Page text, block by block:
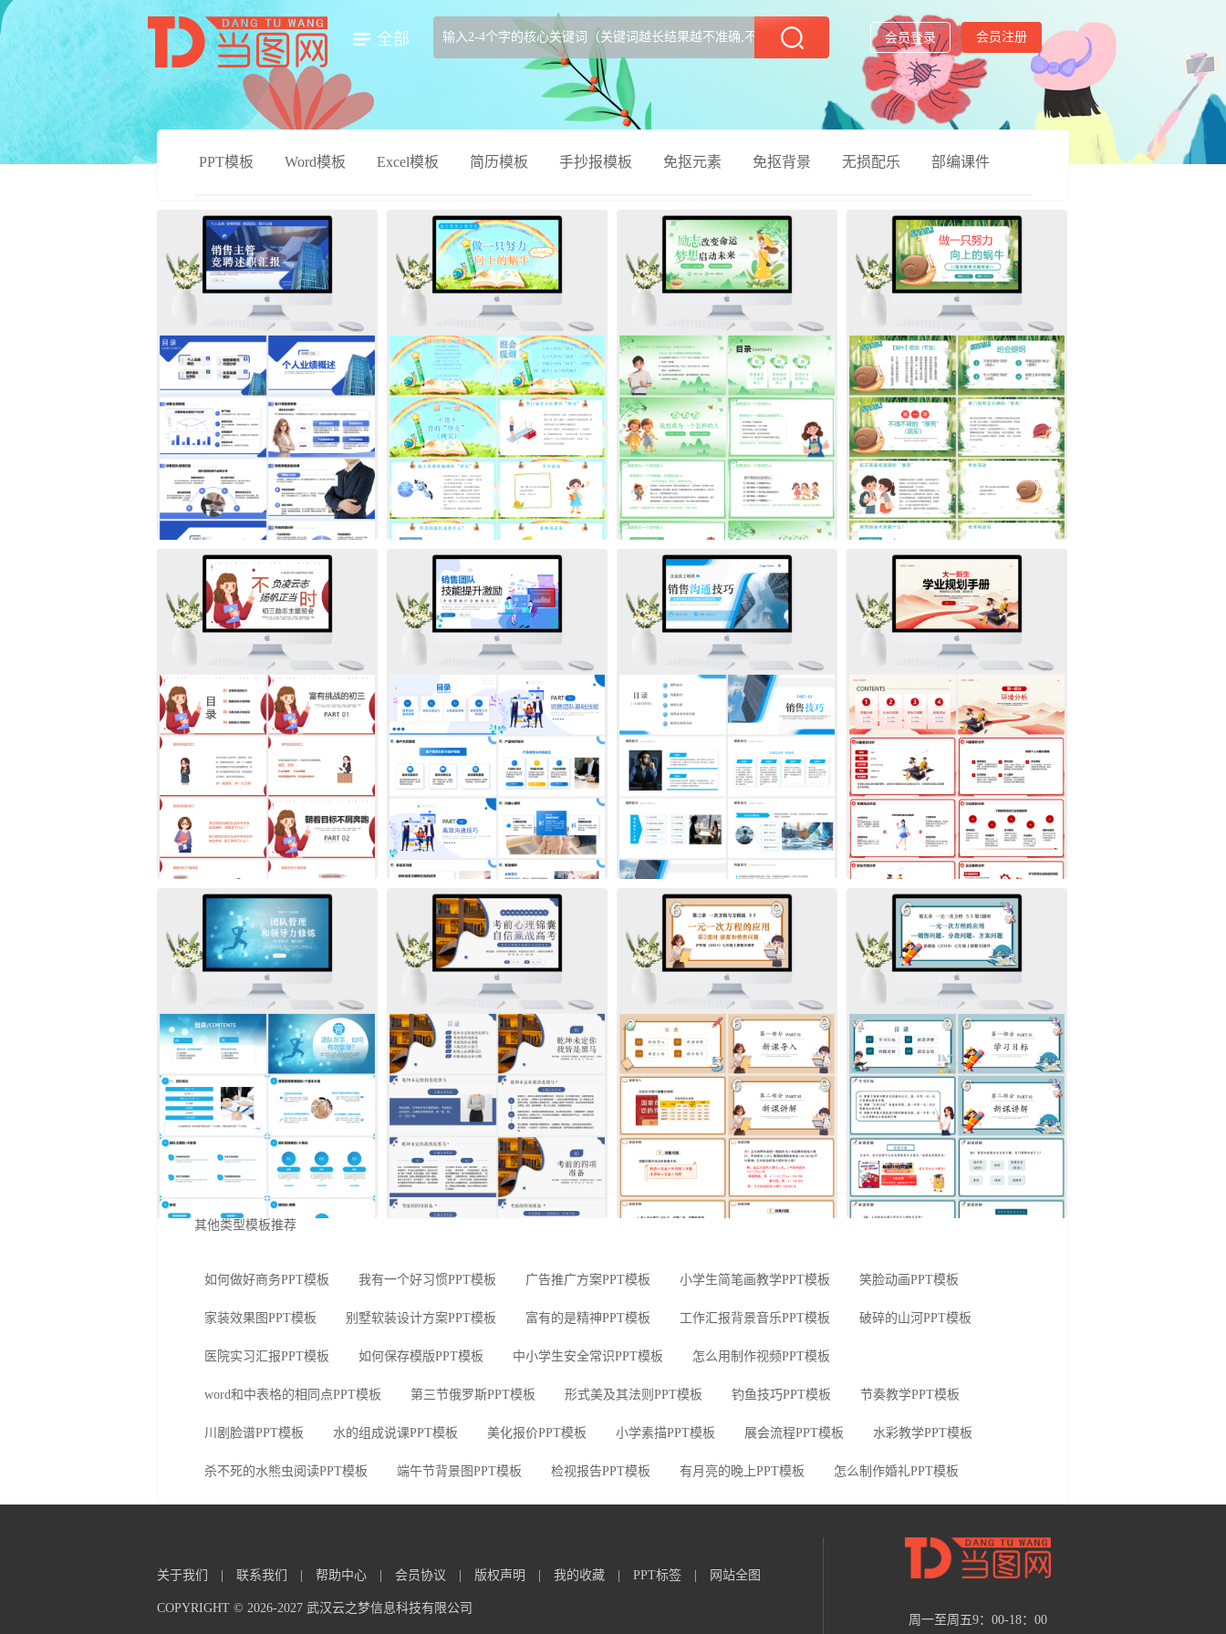
全部 会员登录 会员注册
PPT模板 Word模板 Excel模板 简历模板 手抄报模板 免抠元素 免抠背景 无损配乐 部编课件
其他类型模板推荐
如何做好商务PPT模板 我有一个好习惯PPT模板 广告推广方案PPT模板 小学生简笔画教学PPT模板 笑脸动画PPT模板
家装效果图PPT模板 别墅软装设计方案PPT模板 富有的是精神PPT模板 工作汇报背景音乐PPT模板 破碎的山河PPT模板
医院实习汇报PPT模板 如何保存模版PPT模板 中小学生安全常识PPT模板 怎么用制作视频PPT模板
word和中表格的相同点PPT模板 第三节俄罗斯PPT模板 形式美及其法则PPT模板 钓鱼技巧PPT模板 节奏教学PPT模板
川剧脸谱PPT模板 水的组成说课PPT模板 美化报价PPT模板 小学素描PPT模板 展会流程PPT模板 水彩教学PPT模板
杀不死的水熊虫阅读PPT模板 端午节背景图PPT模板 检视报告PPT模板 有月亮的晚上PPT模板 怎么制作婚礼PPT模板
关于我们 联系我们 帮助中心 会员协议 版权声明 我的收藏 PPT标签 网站全图
COPYRIGHT © 2026-2027 武汉云之梦信息科技有限公司
周一至周五9：00-18：00